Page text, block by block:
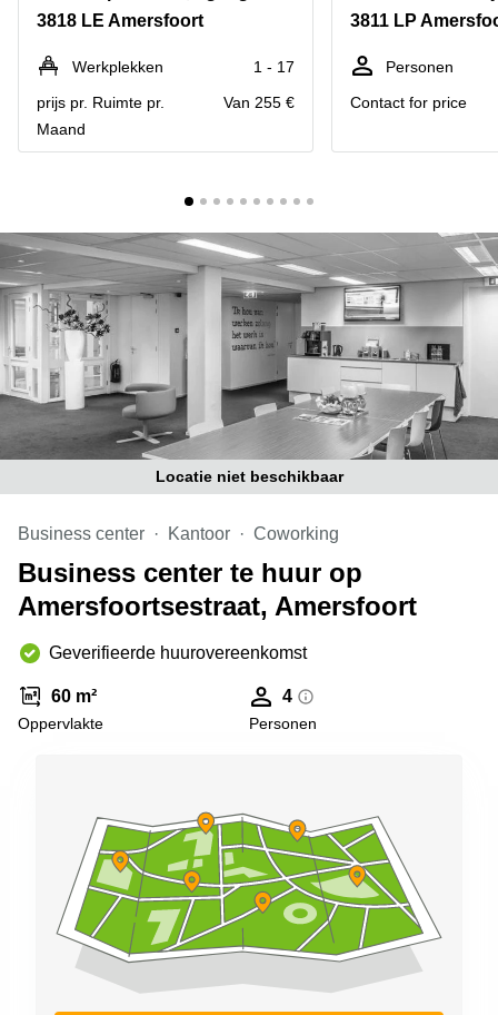
Hengelo
Hilversum
Hoofddorp
Deventer
Tilburg
Zwolle
Amsterdam
Westpoort
Reeuwijk
Business
Arnhem
Business
center
Hilversum
Business
center
Den
Haag
Coworking
space
Breda
Coworking
in Arnhem
Coworking
Hilversum
Coworking
space
Zwolle
Kantoor
Hengelo
Bedrijfsruimte
Huren in
Nijmegen
3818 LE Amersfoort
Werkplekken
1 - 17
prijs pr. Ruimte pr.
Maand
Van 255 €
3811 LP
Personen
Contact for price
Locatie niet beschikbaar
Business center Kantoor Coworking
Business center te huur op
Amersfoortsestraat, Amersfoort
Geverifieerde huurovereenkomst
60 m²
Oppervlakte
4
Personen